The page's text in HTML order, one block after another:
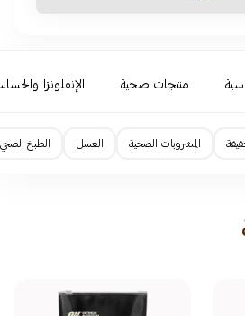
منتجات صحية الإنفلونزا
المشروبات الصحية العسل الطبخ الصحي